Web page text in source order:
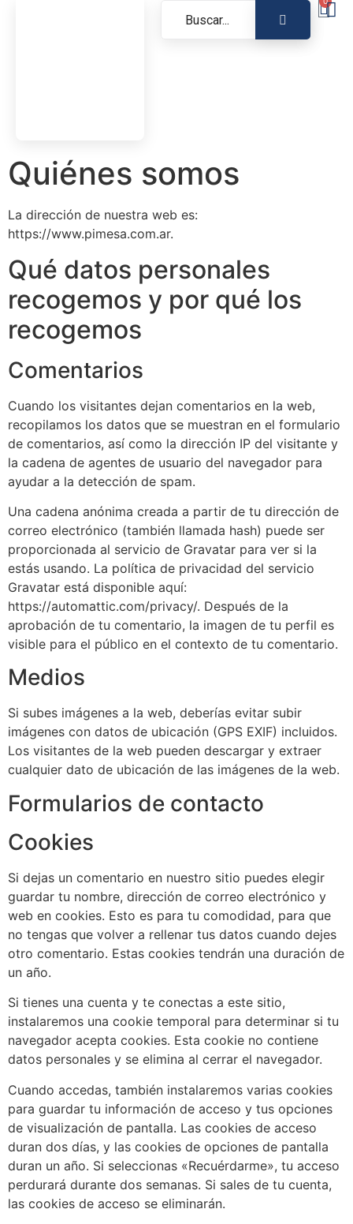
Quiénes somos
La dirección de nuestra web es:
https://www.pimesa.com.ar.
Qué datos personales
recogemos y por qué los
recogemos
Comentarios
Cuando los visitantes dejan comentarios en la web,
recopilamos los datos que se muestran en el formulario
de comentarios, así como la dirección IP del visitante y
la cadena de agentes de usuario del navegador para
ayudar a la detección de spam.
Una cadena anónima creada a partir de tu dirección de
correo electrónico (también llamada hash) puede ser
proporcionada al servicio de Gravatar para ver si la
estás usando. La política de privacidad del servicio
Gravatar está disponible aquí:
https://automattic.com/privacy/. Después de la
aprobación de tu comentario, la imagen de tu perfil es
visible para el público en el contexto de tu comentario.
Medios
Si subes imágenes a la web, deberías evitar subir
imágenes con datos de ubicación (GPS EXIF) incluidos.
Los visitantes de la web pueden descargar y extraer
cualquier dato de ubicación de las imágenes de la web.
Formularios de contacto
Cookies
Si dejas un comentario en nuestro sitio puedes elegir
guardar tu nombre, dirección de correo electrónico y
web en cookies. Esto es para tu comodidad, para que
no tengas que volver a rellenar tus datos cuando dejes
otro comentario. Estas cookies tendrán una duración de
un año.
Si tienes una cuenta y te conectas a este sitio,
instalaremos una cookie temporal para determinar si tu
navegador acepta cookies. Esta cookie no contiene
datos personales y se elimina al cerrar el navegador.
Cuando accedas, también instalaremos varias cookies
para guardar tu información de acceso y tus opciones
de visualización de pantalla. Las cookies de acceso
duran dos días, y las cookies de opciones de pantalla
duran un año. Si seleccionas «Recuérdarme», tu acceso
perdurará durante dos semanas. Si sales de tu cuenta,
las cookies de acceso se eliminarán.